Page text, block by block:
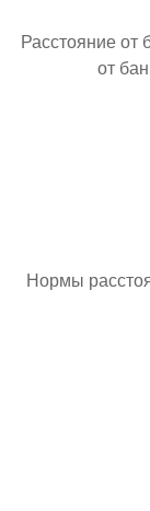
Расстояние от
от
Нормы